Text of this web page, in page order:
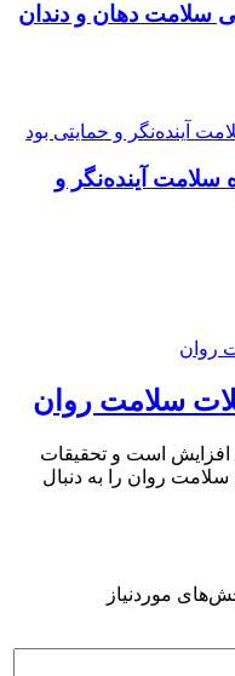
سلامت دهان و دندان
سلامت آینده‌نگر و
سلامت روان
است و تحقیقات
روان را به دنبال
موردنیاز